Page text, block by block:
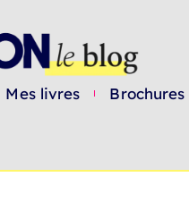
Mes livres Brochures